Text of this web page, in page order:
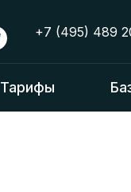
+7 (495) 489
Тарифы